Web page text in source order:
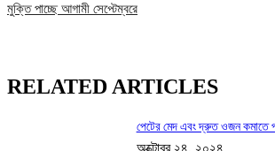
মুক্তি পাচ্ছে আগামী সেপ্টেম্বরে
RELATED ARTICLES
পেটের মেদ এবং দ্রুত ওজন কমাতে
অক্টোবর ২৪, ২০২৪